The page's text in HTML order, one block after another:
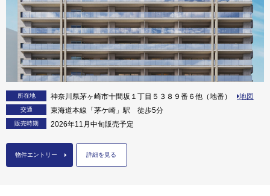
所在地 神奈川県茅ヶ崎市十間坂１丁目５３８９番６他（地番） 地図
交通 東海道本線「茅ケ崎」駅 徒歩5分
販売時期 2026年11月中旬販売予定
物件エントリー 詳細を見る